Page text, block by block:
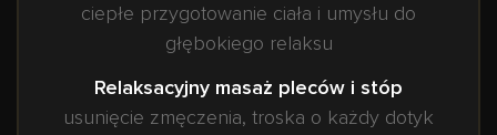
ciepłe przygotowanie ciała i umysłu do
głębokiego relaksu
Relaksacyjny masaż pleców i stóp
usunięcie zmęczenia, troska o każdy dotyk